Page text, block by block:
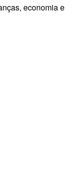
economia e